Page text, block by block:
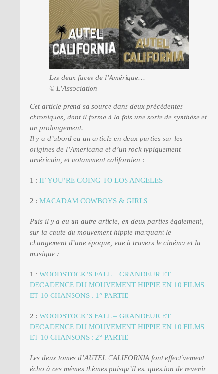
Les deux faces de l’Amérique…
© L’Association
Cet article prend sa source dans deux précédentes
chroniques, dont il forme à la fois une sorte de synthèse et
un prolongement.
Il y a d’abord eu un article en deux parties sur les
origines de l’Americana et d’un rock typiquement
américain, et notamment californien :
1 : IF YOU’RE GOING TO LOS ANGELES
2 : MACADAM COWBOYS & GIRLS
Puis il y a eu un autre article, en deux parties également,
sur la chute du mouvement hippie marquant le
changement d’une époque, vue à travers le cinéma et la
musique :
1 : WOODSTOCK’S FALL – GRANDEUR ET
DECADENCE DU MOUVEMENT HIPPIE EN 10 FILMS
ET 10 CHANSONS : 1° PARTIE
2 : WOODSTOCK’S FALL – GRANDEUR ET
DECADENCE DU MOUVEMENT HIPPIE EN 10 FILMS
ET 10 CHANSONS : 2° PARTIE
Les deux tomes d’AUTEL CALIFORNIA font effectivement
écho à ces mêmes thèmes puisqu’il est question de revenir